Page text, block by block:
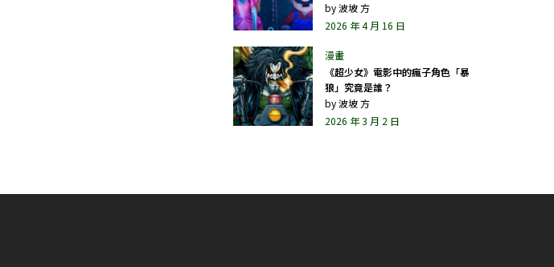
by波坡 方
2026 年 4 月 16 日
《超少女》電影中的瘋子角色「暴
狼」究竟是誰？
by波坡 方
2026 年 3 月 2 日